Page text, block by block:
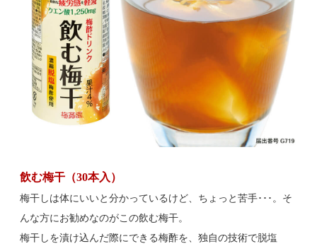
飲む梅干（30本入）
梅干しは体にいいと分かっているけど、ちょっと苦手･･･。そ
んな方にお勧めなのがこの飲む梅干。
梅干しを漬け込んだ際にできる梅酢を、独自の技術で脱塩